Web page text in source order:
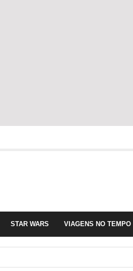
STAR WARS VIAGENS NO TEMPO